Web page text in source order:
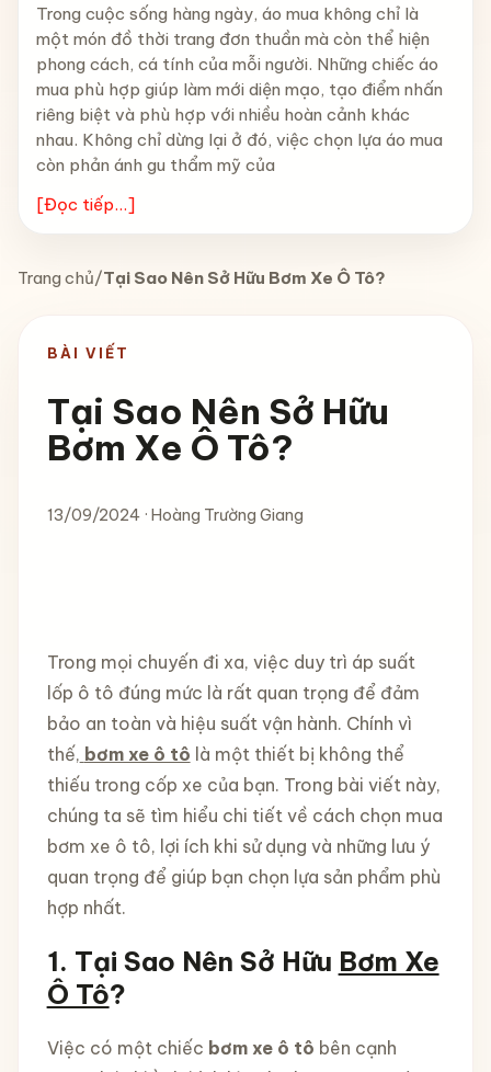
Trong cuộc sống hàng ngày, áo mua không chỉ là
một món đồ thời trang đơn thuần mà còn thể hiện
phong cách, cá tính của mỗi người. Những chiếc áo
mua phù hợp giúp làm mới diện mạo, tạo điểm nhấn
riêng biệt và phù hợp với nhiều hoàn cảnh khác
nhau. Không chỉ dừng lại ở đó, việc chọn lựa áo mua
còn phản ánh gu thẩm mỹ của
[Đọc tiếp...]
Trang chủ/Tại Sao Nên Sở Hữu Bơm Xe Ô Tô?
BÀI VIẾT
Tại Sao Nên Sở Hữu
Bơm Xe Ô Tô?
13/09/2024 · Hoàng Trường Giang
Trong mọi chuyến đi xa, việc duy trì áp suất
lốp ô tô đúng mức là rất quan trọng để đảm
bảo an toàn và hiệu suất vận hành. Chính vì
thế, bơm xe ô tô là một thiết bị không thể
thiếu trong cốp xe của bạn. Trong bài viết này,
chúng ta sẽ tìm hiểu chi tiết về cách chọn mua
bơm xe ô tô, lợi ích khi sử dụng và những lưu ý
quan trọng để giúp bạn chọn lựa sản phẩm phù
hợp nhất.
1. Tại Sao Nên Sở Hữu Bơm Xe
Ô Tô?
Việc có một chiếc bơm xe ô tô bên cạnh